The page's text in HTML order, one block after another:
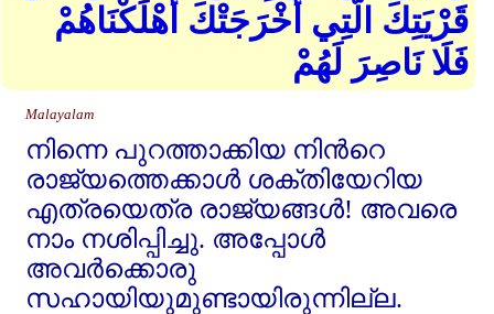
قَرْيَتِكَ الَّتِي أَخْرَجَتْكَ أَهْلَكْنَاهُمْ
فَلَا نَاصِرَ لَهُمْ
Malayalam
നിന്നെ പുറത്താക്കിയ നിന്‍റെ
രാജ്യത്തെക്കാള്‍ ശക്തിയേറിയ
എത്രയെത്ര രാജ്യങ്ങള്‍! അവരെ
നാം നശിപ്പിച്ചു. അപ്പോള്‍
അവര്‍ക്കൊരു
സഹായിയുമുണ്ടായിരുന്നില്ല.